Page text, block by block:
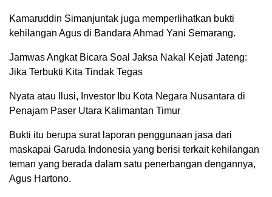
Kamaruddin Simanjuntak juga memperlihatkan bukti
kehilangan Agus di Bandara Ahmad Yani Semarang.
Jamwas Angkat Bicara Soal Jaksa Nakal Kejati Jateng:
Jika Terbukti Kita Tindak Tegas
Nyata atau Ilusi, Investor Ibu Kota Negara Nusantara di
Penajam Paser Utara Kalimantan Timur
Bukti itu berupa surat laporan penggunaan jasa dari
maskapai Garuda Indonesia yang berisi terkait kehilangan
teman yang berada dalam satu penerbangan dengannya,
Agus Hartono.